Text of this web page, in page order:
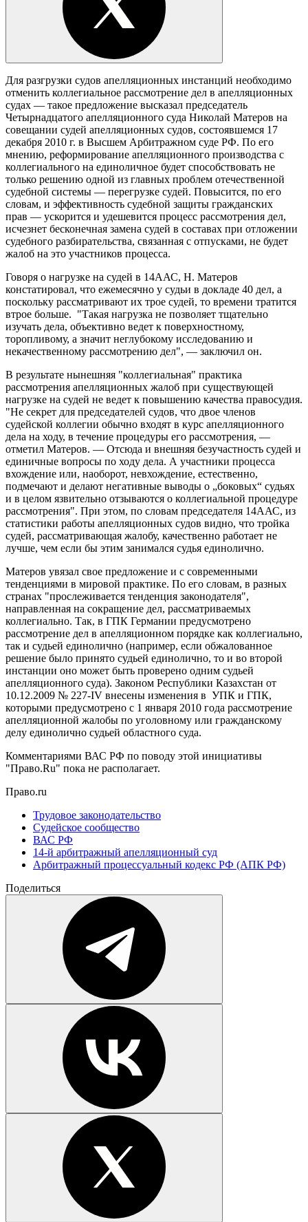
Для разгрузки судов апелляционных инстанций необходимо
отменить коллегиальное рассмотрение дел в апелляционных
судах — такое предложение высказал председатель
Четырнадцатого апелляционного суда Николай Матеров на
совещании судей апелляционных судов, состоявшемся 17
декабря 2010 г. в Высшем Арбитражном суде РФ. По его
мнению, реформирование апелляционного производства с
коллегиального на единоличное будет способствовать не
только решению одной из главных проблем отечественной
судебной системы — перегрузке судей. Повысится, по его
словам, и эффективность судебной защиты гражданских
прав — ускорится и удешевится процесс рассмотрения дел,
исчезнет бесконечная замена судей в составах при отложении
судебного разбирательства, связанная с отпусками, не будет
жалоб на это участников процесса.
Говоря о нагрузке на судей в 14ААС, Н. Матеров
констатировал, что ежемесячно у судьи в докладе 40 дел, а
поскольку рассматривают их трое судей, то времени тратится
втрое больше. "Такая нагрузка не позволяет тщательно
изучать дела, объективно ведет к поверхностному,
торопливому, а значит неглубокому исследованию и
некачественному рассмотрению дел", — заключил он.
В результате нынешняя "коллегиальная" практика
рассмотрения апелляционных жалоб при существующей
нагрузке на судей не ведет к повышению качества правосудия.
"Не секрет для председателей судов, что двое членов
судейской коллегии обычно входят в курс апелляционного
дела на ходу, в течение процедуры его рассмотрения, —
отметил Матеров. — Отсюда и внешняя безучастность судей и
единичные вопросы по ходу дела. А участники процесса
вхождение или, наоборот, невхождение, естественно,
подмечают и делают негативные выводы о „боковых“ судьях
и в целом язвительно отзываются о коллегиальной процедуре
рассмотрения". При этом, по словам председателя 14ААС, из
статистики работы апелляционных судов видно, что тройка
судей, рассматривающая жалобу, качественно работает не
лучше, чем если бы этим занимался судья единолично.
Матеров увязал свое предложение и с современными
тенденциями в мировой практике. По его словам, в разных
странах "прослеживается тенденция законодателя",
направленная на сокращение дел, рассматриваемых
коллегиально. Так, в ГПК Германии предусмотрено
рассмотрение дел в апелляционном порядке как коллегиально,
так и судьей единолично (например, если обжалованное
решение было принято судьей единолично, то и во второй
инстанции оно может быть проверено одним судьей
апелляционного суда). Законом Республики Казахстан от
10.12.2009 № 227-IV внесены изменения в УПК и ГПК,
которыми предусмотрено с 1 января 2010 года рассмотрение
апелляционной жалобы по уголовному или гражданскому
делу единолично судьей областного суда.
Комментариями ВАС РФ по поводу этой инициативы
"Право.Ru" пока не располагает.
Право.ru
Трудовое законодательство
Судейское сообщество
ВАС РФ
14-й арбитражный апелляционный суд
Арбитражный процессуальный кодекс РФ (АПК РФ)
Поделиться